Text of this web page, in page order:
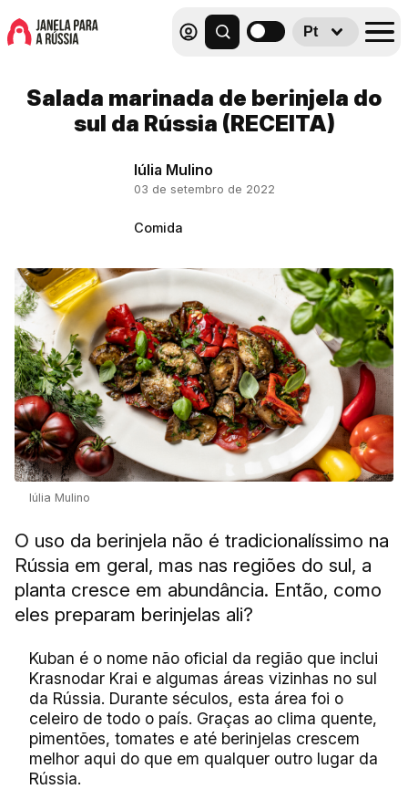
Pt
Salada marinada de berinjela do
sul da Rússia (RECEITA)
Iúlia Mulino
03 de setembro de 2022
Comida
Iúlia Mulino
O uso da berinjela não é tradicionalíssimo na
Rússia em geral, mas nas regiões do sul, a
planta cresce em abundância. Então, como
eles preparam berinjelas ali?
Kuban é o nome não oficial da região que inclui
Krasnodar Krai e algumas áreas vizinhas no sul
da Rússia. Durante séculos, esta área foi o
celeiro de todo o país. Graças ao clima quente,
pimentões, tomates e até berinjelas crescem
melhor aqui do que em qualquer outro lugar da
Rússia.